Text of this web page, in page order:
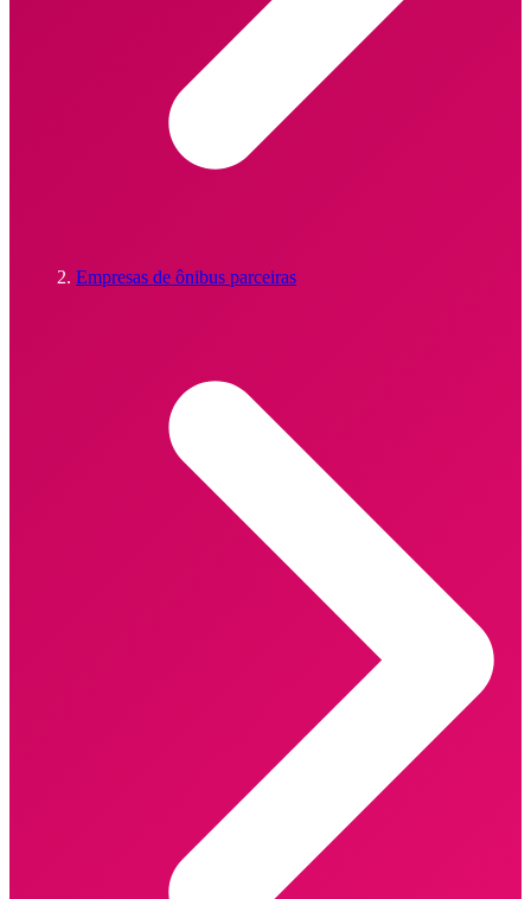
Empresas de ônibus parceiras